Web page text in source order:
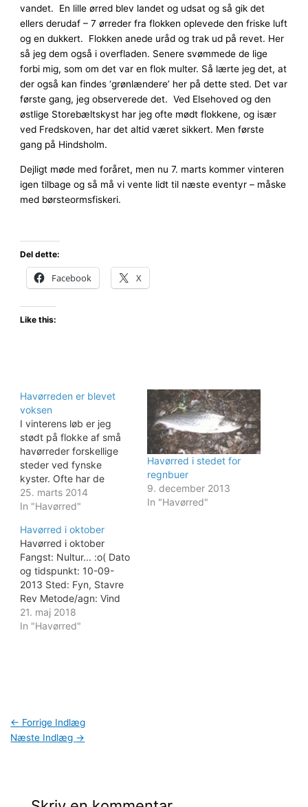
vandet. En lille ørred blev landet og udsat og så gik det
ellers derudaf – 7 ørreder fra flokken oplevede den friske luft
og en dukkert. Flokken anede uråd og trak ud på revet. Her
så jeg dem også i overfladen. Senere svømmede de lige
forbi mig, som om det var en flok multer. Så lærte jeg det, at
der også kan findes ‘grønlændere’ her på dette sted. Det var
første gang, jeg observerede det. Ved Elsehoved og den
østlige Storebæltskyst har jeg ofte mødt flokkene, og især
ved Fredskoven, har det altid været sikkert. Men første
gang på Hindsholm.
Dejligt møde med foråret, men nu 7. marts kommer vinteren
igen tilbage og så må vi vente lidt til næste eventyr – måske
med børsteormsfiskeri.
Del dette:
Facebook X
Like this:
Havørreden er blevet
voksen
I vinterens løb er jeg
stødt på flokke af små
havørreder forskellige
steder ved fynske
kyster. Ofte har de
været lige under målet.
Men nu er de vokset til
det er muligt at tage
dem med hjem til
familien og lave en
lækker ovnstegt ørred
til…
25. marts 2014
In "Havørred"
Havørred i stedet for
regnbuer
9. december 2013
In "Havørred"
Havørred i oktober
Havørred i oktober
Fangst: Nultur... :o( Dato
og tidspunkt: 10-09-
2013 Sted: Fyn, Stavre
Rev Metode/agn: Vind
og vejr: Frisk Nordvestlig
vind, Skyet 12 grader
Så…
21. maj 2018
In "Havørred"
← Forrige Indlæg
Næste Indlæg →